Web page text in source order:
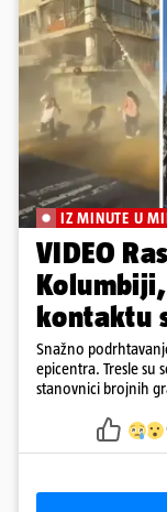
IZ MINUTE U
VIDEO
kontaktu
Snažno
epicentra. Tresle su
stanovnici brojnih